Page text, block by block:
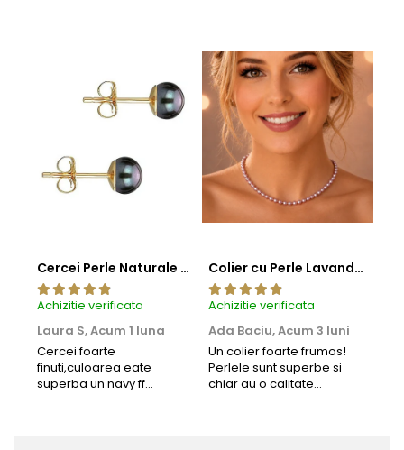
Cercei Perle Naturale Negre 5-6 mm, Buton AAA, Aur 14K (aur 585), Tip Șurub | KASKADDA®
Achizitie verificata
Laura S,Acum 1 luna
Cercei foarte
finuti,culoarea eate
superba un navy ff
Colier cu Perle Lavanda la Baza Gatului, de 4-5 mm, Perle Rare, Calitate AAA+, Aur 14K | KASKADDA®
Achizitie verificata
Ada Baciu,Acum 3 luni
Un colier foarte frumos!
Perlele sunt superbe si
chiar au o calitate